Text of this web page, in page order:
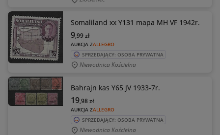
Somaliland xx Y131 mapa MH VF 1942r.
AUKCJA ZALLEGRO
9,99zł
SPRZEDAJĄCY: OSOBA PRYWATNA
Niewodnica Kościelna
Bahrajn kas Y65 JV 1933-7r.
AUKCJA ZALLEGRO
19,98zł
SPRZEDAJĄCY: OSOBA PRYWATNA
Niewodnica Kościelna